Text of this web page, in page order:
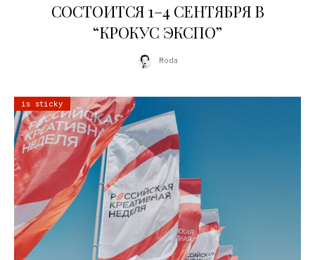
СОСТОИТСЯ 1–4 СЕНТЯБРЯ В
“КРОКУС ЭКСПО”
Moda
is sticky